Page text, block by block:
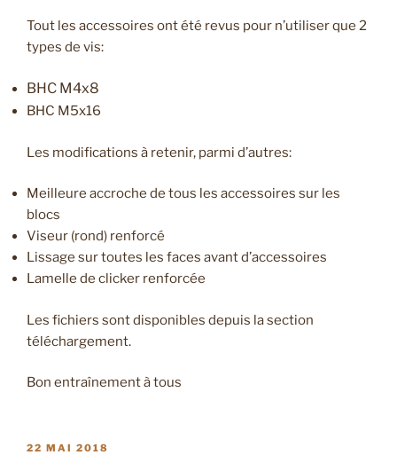
Tout les accessoires ont été revus pour n’utiliser que 2
types de vis:
BHC M4x8
BHC M5x16
Les modifications à retenir, parmi d’autres:
Meilleure accroche de tous les accessoires sur les
blocs
Viseur (rond) renforcé
Lissage sur toutes les faces avant d’accessoires
Lamelle de clicker renforcée
Les fichiers sont disponibles depuis la section
téléchargement.
Bon entraînement à tous
PUBLIÉ
22 MAI 2018